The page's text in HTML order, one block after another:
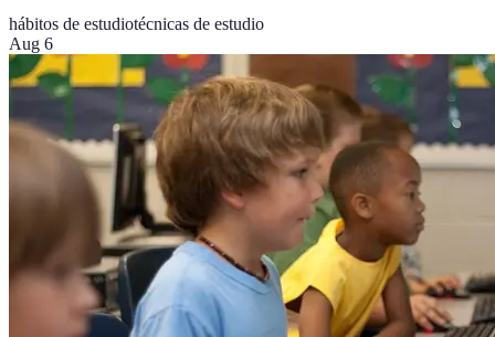
hábitos de estudiotécnicas de estudio
Aug 6